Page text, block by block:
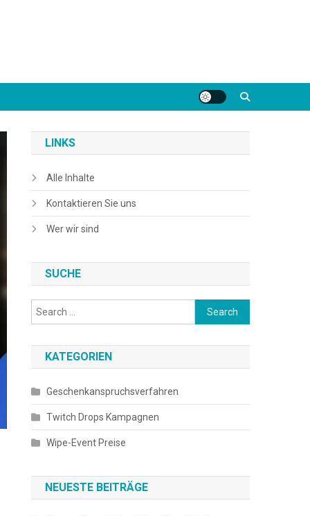
LINKS
Alle Inhalte
Kontaktieren Sie uns
Wer wir sind
SUCHE
Search
for:
KATEGORIEN
Geschenkanspruchsverfahren
Twitch Drops Kampagnen
Wipe-Event Preise
NEUESTE BEITRÄGE